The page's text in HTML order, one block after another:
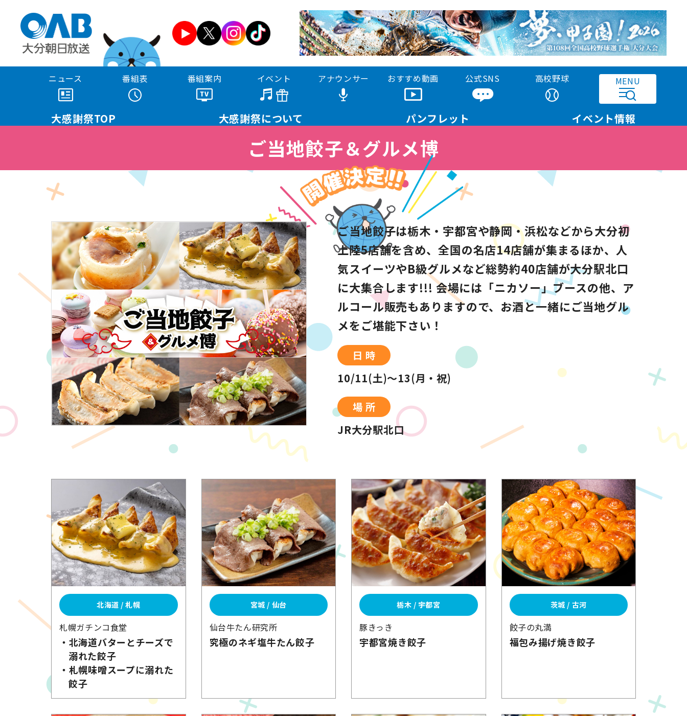
ニュース 番組表 番組案内 イベント アナウンサー おすすめ動画 公式SNS 高校野球 MENU
大感謝祭TOP 大感謝祭について パンフ レット イベント情報
ご当地餃子＆グルメ博
ご当地餃子は栃木・宇都宮や静岡・浜松などから大分初
上陸5店舗を含め、全国の名店14店舗が集まるほか、人
気スイーツやB級グルメなど総勢約40店舗が大分駅北口
に大集合します!!! 会場には「ニカソー」ブースの他、ア
ルコール販売もありますので、お酒と一緒にご当地グル
メをご堪能下さい！
日 時
10/11(土)～13(月・祝)
場 所
JR大分駅北口
北海道 / 札幌
札幌ガチンコ食堂
・北海道バターとチーズで
溺れた餃子
・札幌味噌スープに溺れた
餃子
宮城 / 仙台
仙台牛たん研究所
究極のネギ塩牛たん餃子
栃木 / 宇都宮
豚きっき
宇都宮焼き餃子
茨城 / 古河
餃子の丸満
福包み揚げ焼き餃子